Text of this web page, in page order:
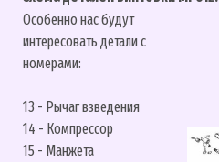
Особенно нас будут
интересовать детали с
номерами:
13 - Рычаг взведения
14 - Компрессор
15 - Манжета